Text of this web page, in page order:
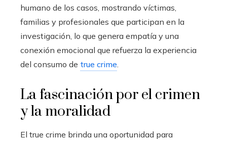
humano de los casos, mostrando víctimas,
familias y profesionales que participan en la
investigación, lo que genera empatía y una
conexión emocional que refuerza la experiencia
del consumo de true crime.
La fascinación por el crimen
y la moralidad
El true crime brinda una oportunidad para